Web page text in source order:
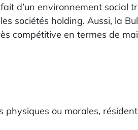
d’un environnement social
sociétés holding. Aussi, la
compétitive en termes de
ou morales,